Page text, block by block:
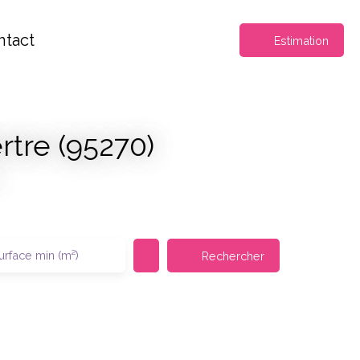
Estimation
(95270)
min (m²) Rechercher